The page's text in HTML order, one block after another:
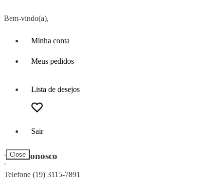
Bem-vindo(a),
Minha conta
Meus pedidos
Lista de desejos
Sair
Close
Fale Conosco
Telefone (19) 3115-7891